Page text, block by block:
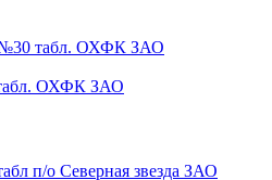
ОХФК ЗАО